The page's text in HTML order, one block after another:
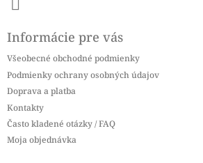
Informácie pre vás
Všeobecné obchodné podmienky
Podmienky ochrany osobných údajov
Doprava a platba
Kontakty
Často kladené otázky / FAQ
Moja objednávka